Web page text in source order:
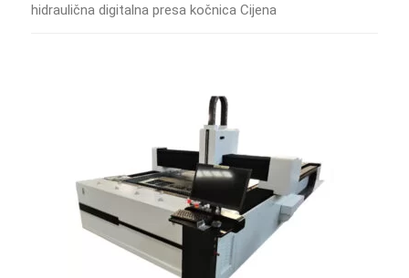
hidraulična digitalna presa kočnica Cijena